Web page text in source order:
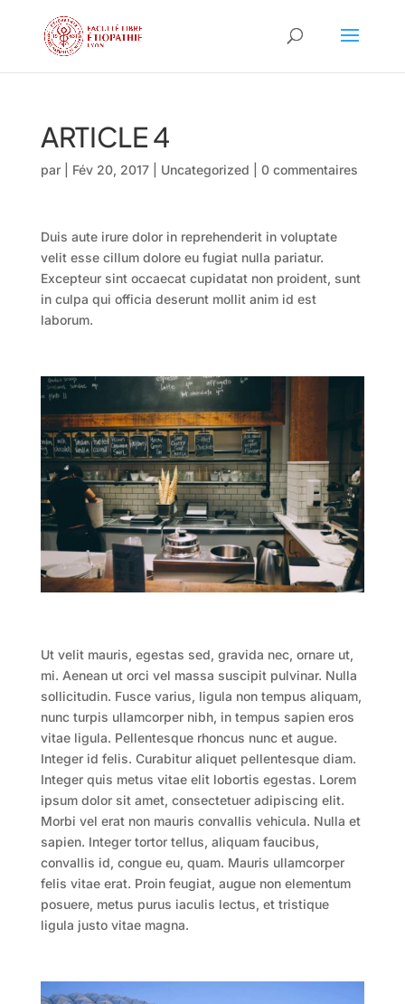
ARTICLE 4
par Fév 20, 2017| Uncategorized 0 commentaires
Duis aute irure dolor in reprehenderit in voluptate
velit esse cillum dolore eu fugiat nulla pariatur.
Excepteur sint occaecat cupidatat non proident, sunt
in culpa qui officia deserunt mollit anim id est
laborum.
Ut velit mauris, egestas sed, gravida nec, ornare ut,
mi. Aenean ut orci vel massa suscipit pulvinar. Nulla
sollicitudin. Fusce varius, ligula non tempus aliquam,
nunc turpis ullamcorper nibh, in tempus sapien eros
vitae ligula. Pellentesque rhoncus nunc et augue.
Integer id felis. Curabitur aliquet pellentesque diam.
Integer quis metus vitae elit lobortis egestas. Lorem
ipsum dolor sit amet, consectetuer adipiscing elit.
Morbi vel erat non mauris convallis vehicula. Nulla et
sapien. Integer tortor tellus, aliquam faucibus,
convallis id, congue eu, quam. Mauris ullamcorper
felis vitae erat. Proin feugiat, augue non elementum
posuere, metus purus iaculis lectus, et tristique
ligula justo vitae magna.